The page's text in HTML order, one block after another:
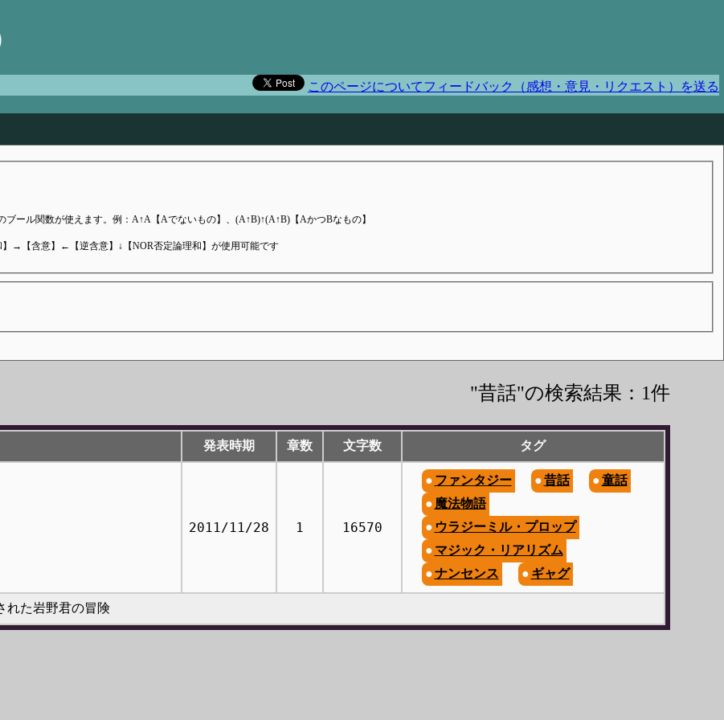
このページについてフィードバック（感想・意見・リクエスト）を送る
ール関数が使えます。例：A↑A【Aでないもの】、(A↑B)↑(A↑B)【AかつBなもの】
→【含意】←【逆含意】↓【NOR否定論理和】が使用可能です
"昔話"の検索結果：1件
発表時期 章数 文字数 タグ
2011/11/28 1 16570
ファンタジー 昔話
童話
魔法物語
ウラジーミル・プロップ
マジック・リアリズム
ナンセンス
ギャグ
れた岩野君の冒険